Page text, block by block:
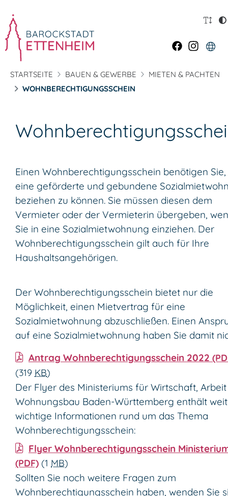
STARTSEITE BAUEN & GEWERBE
MIETEN & PACHTEN
WOHNBERECHTIGUNGSSCHEIN
Einen Wohnberechtigungsschein benötigen
eine geförderte und gebundene
beziehen zu können. Sie müssen diesen dem
Vermieter oder der Vermieterin übergeben,
Sie in eine Sozialmietwohnung einziehen. Der
Wohnberechtigungsschein gilt auch für Ihre
Haushaltsangehörigen.
Der Wohnberechtigungsschein bietet nur die
Möglichkeit, einen Mietvertrag für eine
Sozialmietwohnung abzuschließen. Einen
auf eine Sozialmietwohnung haben Sie damit
Antrag Wohnberechtigungsschein 2022
(319 KB)
Der Flyer des Ministeriums für Wirtschaft,
Wohnungsbau Baden-Württemberg enthält
wichtige Informationen rund um das Thema
Wohnberechtigungsschein:
Flyer Wohnberechtigungsschein
(PDF) (1 MB)
Sollten Sie noch weitere Fragen zum
Wohnberechtigungsschein haben, wenden Sie